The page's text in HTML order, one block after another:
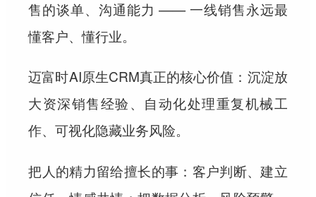
售的谈单、沟通能力 —— 一线销售永远最
懂客户、懂行业。
迈富时AI原生CRM真正的核心价值：沉淀放
大资深销售经验、自动化处理重复机械工
作、可视化隐藏业务风险。
把人的精力留给擅长的事：客户判断、建立